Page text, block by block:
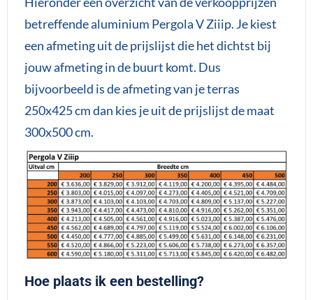
betreffende aluminium Pergola V Ziiip. Je kiest
een afmeting uit de prijslijst die het dichtst bij
jouw afmeting in de buurt komt. Dus
bijvoorbeeld is de afmeting van je terras
250x425 cm dan kies je uit de prijslijst de maat
300x500 cm.
Hoe plaats ik een bestelling?